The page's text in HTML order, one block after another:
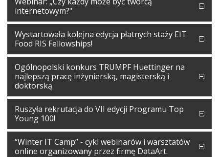
internetowym?"
Wystartowała kolejna edycja płatnych staży EIT
Food RIS Fellowships!
Ogólnopolski konkurs TRUMPF Huettinger na
najlepszą pracę inżynierską, magisterską i
doktorską
Ruszyła rekrutacja do VII edycji Programu Top
Young 100!
“Winter IT Camp” - cykl webinarów i warsztatów
online organizowany przez firmę DataArt.